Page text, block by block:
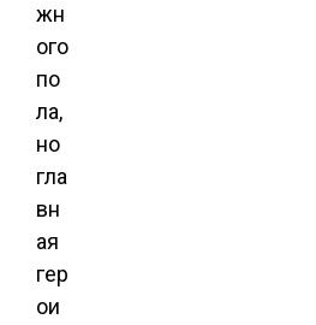
жн
ого
по
ла,
но
гла
вн
ая
гер
ои